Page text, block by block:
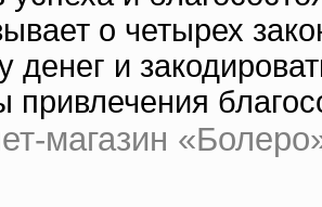
о четырех
денег и
привлечения
магазин